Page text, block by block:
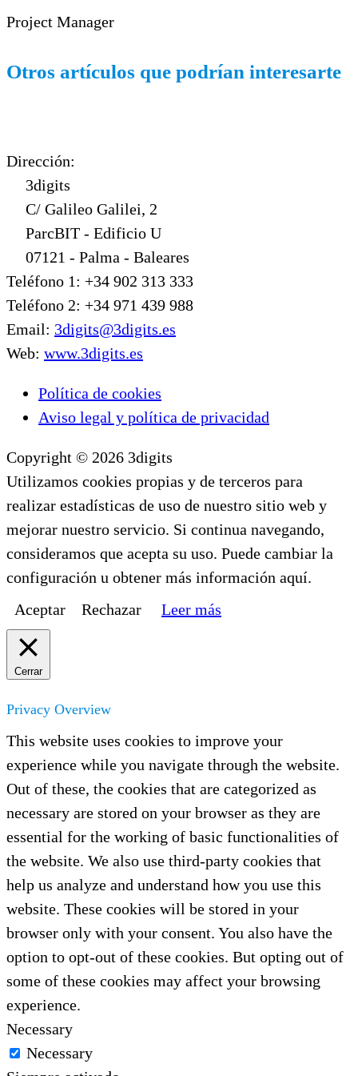
Project Manager
Otros artículos que podrían interesarte
Dirección:
3digits
C/ Galileo Galilei, 2
ParcBIT - Edificio U
07121 - Palma - Baleares
Teléfono 1: +34 902 313 333
Teléfono 2: +34 971 439 988
Email: 3digits@3digits.es
Web: www.3digits.es
Política de cookies
Aviso legal y política de privacidad
Copyright © 2026 3digits
Utilizamos cookies propias y de terceros para
realizar estadísticas de uso de nuestro sitio web y
mejorar nuestro servicio. Si continua navegando,
consideramos que acepta su uso. Puede cambiar la
configuración u obtener más información aquí.
Aceptar
Rechazar Leer más
Cerrar
Privacy Overview
This website uses cookies to improve your
experience while you navigate through the website.
Out of these, the cookies that are categorized as
necessary are stored on your browser as they are
essential for the working of basic functionalities of
the website. We also use third-party cookies that
help us analyze and understand how you use this
website. These cookies will be stored in your
browser only with your consent. You also have the
option to opt-out of these cookies. But opting out of
some of these cookies may affect your browsing
experience.
Necessary
Necessary